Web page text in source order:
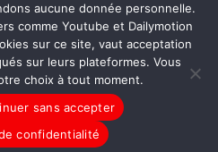
de Vous
aucune donnée personnelle.
comme Youtube et Dailymotion
sur ce site, vaut acceptation
sur leurs plateformes. Vous
choix à tout moment.
sans accepter
confidentialité